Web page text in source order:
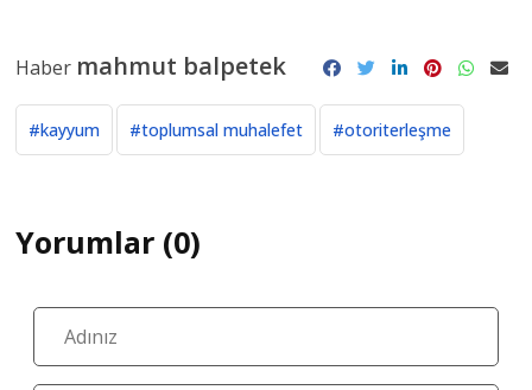
Haber mahmut balpetek
#kayyum #toplumsal muhalefet #otoriterleşme
Yorumlar (0)